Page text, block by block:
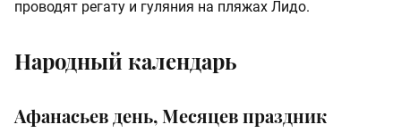
проводят регату и гуляния на пляжах Лидо.
Народный календарь
Афанасьев день, Месяцев праздник